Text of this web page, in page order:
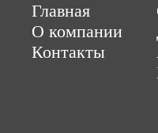
Главная
О компании
Контакты
ItCompany